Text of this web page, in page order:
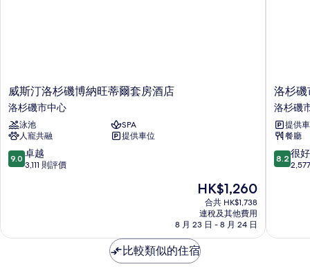
in
Shower)
的
相
片
威
斯
汀
洛
杉
磯
博
房
威斯汀洛杉磯博納旺蒂爾套房酒店
洛杉磯市中心
泳池
SPA
人寵共融
提供車位
9.0
分
卓
9.0 卓越
3,111 則評價
現
售
HK$1,260
HK$1,260
合共 HK$1,738
連稅及其他費用
8 月 23 日 - 8 月 24 日
洛
杉
磯
市
中
心
希
店
洛杉磯
洛杉磯
提供
餐廳
8.2
分
很
8.2 很好
比較類似的住宿